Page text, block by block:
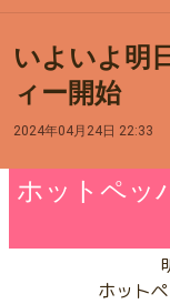
いよいよ明
ィー開始
2024年04月24日 22:33
ホットペッ
ホット